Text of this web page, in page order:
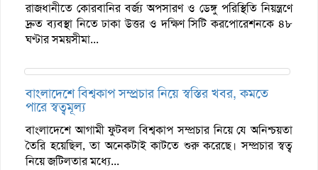
রাজধানীতে কোরবানির বর্জ্য অপসারণ ও ডেঙ্গু পরিস্থিতি নিয়ন্ত্রণে
দ্রুত ব্যবস্থা নিতে ঢাকা উত্তর ও দক্ষিণ সিটি করপোরেশনকে ৪৮
ঘণ্টার সময়সীমা...
বাংলাদেশে বিশ্বকাপ সম্প্রচার নিয়ে স্বস্তির খবর, কমতে
পারে স্বত্বমূল্য
বাংলাদেশে আগামী ফুটবল বিশ্বকাপ সম্প্রচার নিয়ে যে অনিশ্চয়তা
তৈরি হয়েছিল, তা অনেকটাই কাটতে শুরু করেছে। সম্প্রচার স্বত্ব
নিয়ে জটিলতার মধ্যে...